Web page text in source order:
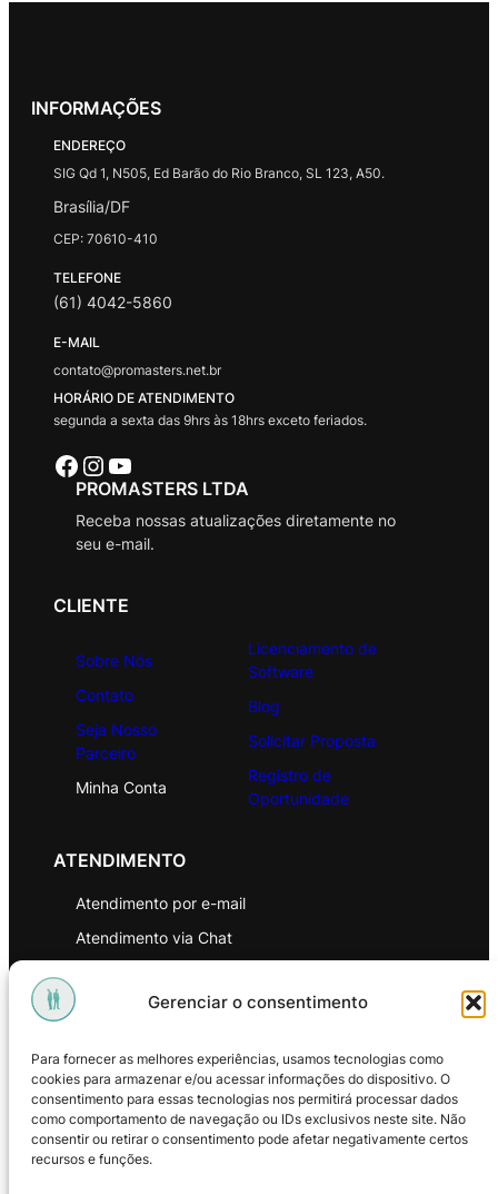
Gerenciar o consentimento
Para fornecer as melhores experiências, usamos tecnologias como
cookies para armazenar e/ou acessar informações do dispositivo. O
consentimento para essas tecnologias nos permitirá processar dados
como comportamento de navegação ou IDs exclusivos neste site. Não
consentir ou retirar o consentimento pode afetar negativamente certos
recursos e funções.
INFORMAÇÕES
ENDEREÇO
SIG Qd 1, N505, Ed Barão do Rio Branco, SL 123, A50.
Brasília/DF
CEP: 70610-410
TELEFONE
(61) 4042-5860
E-MAIL
contato@promasters.net.br
HORÁRIO DE ATENDIMENTO
segunda a sexta das 9hrs às 18hrs exceto feriados.
Facebook Instagram Youtube
PROMASTERS LTDA
Receba nossas atualizações diretamente no
seu e-mail.
CLIENTE
Sobre Nós
Contato
Seja Nosso
Parceiro
Minha Conta
Licenciamento de
Software
Blog
Solicitar Proposta
Registro de
Oportunidade
ATENDIMENTO
Atendimento por e-mail
Atendimento via Chat
Política de Privacidade
Política de Troca e Devoluções
Política de Reembolso